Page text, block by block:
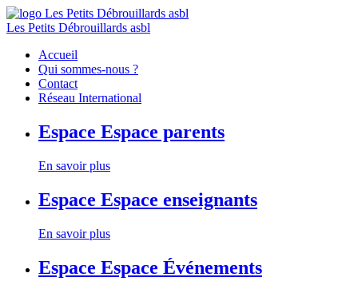
Les Petits Débrouillards asbl
Accueil
Qui sommes-nous ?
Contact
Réseau International
Espace Espace parents
En savoir plus
Espace Espace enseignants
En savoir plus
Espace Espace Événements